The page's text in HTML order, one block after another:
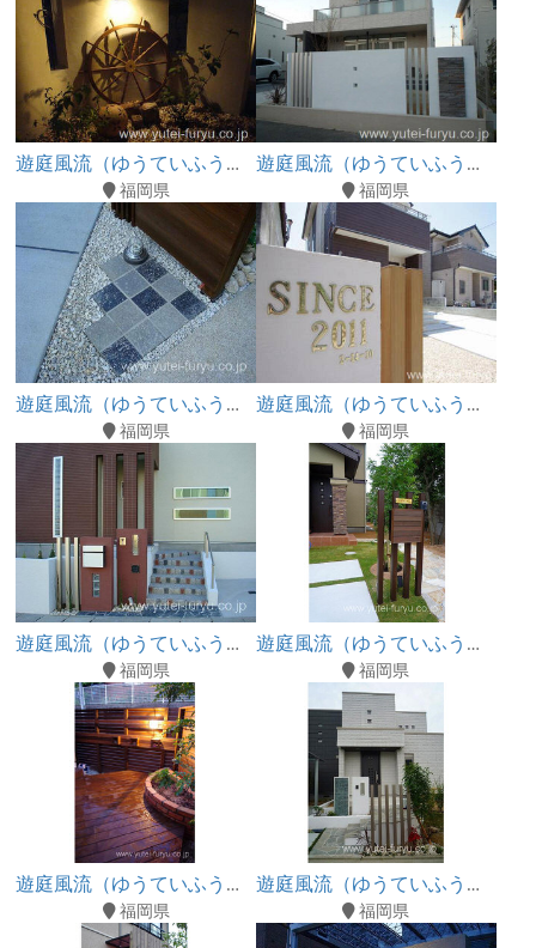
遊庭風流（ゆうていふうりゅう）
福岡県
遊庭風流（ゆうていふうりゅう）
福岡県
遊庭風流（ゆうていふうりゅう）
福岡県
遊庭風流（ゆうていふうりゅう）
福岡県
遊庭風流（ゆうていふうりゅう）
福岡県
遊庭風流（ゆうていふうりゅう）
福岡県
遊庭風流（ゆうていふうりゅう）
福岡県
遊庭風流（ゆうていふうりゅう）
福岡県